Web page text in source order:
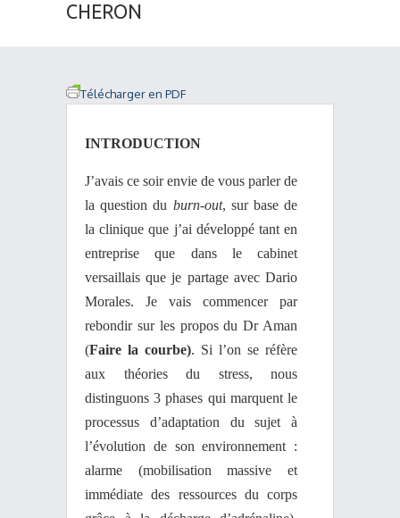
CHERON
Télécharger en PDF
INTRODUCTION
J’avais ce soir envie de vous parler de
la question du burn-out, sur base de
la clinique que j’ai développé tant en
entreprise que dans le cabinet
versaillais que je partage avec Dario
Morales. Je vais commencer par
rebondir sur les propos du Dr Aman
(Faire la courbe). Si l’on se réfère
aux théories du stress, nous
distinguons 3 phases qui marquent le
processus d’adaptation du sujet à
l’évolution de son environnement :
alarme (mobilisation massive et
immédiate des ressources du corps